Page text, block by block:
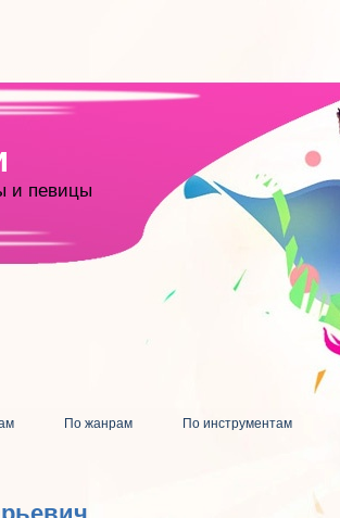
и певицы
По жанрам По инструментам